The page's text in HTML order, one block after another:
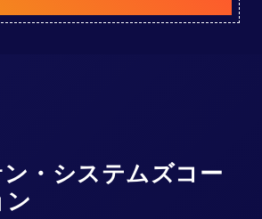
・システムズコー